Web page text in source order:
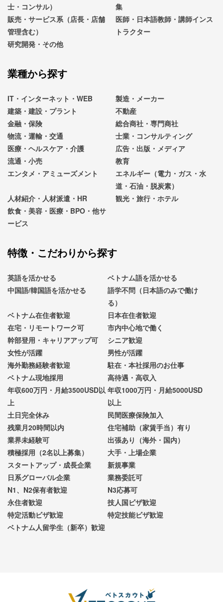
士・コンサル）
集
販売・サービス系（店長・店舗
管理含む）
医師・日本語教師・講師インス
トラクター
研究開発・その他
業種から探す
IT・インターネット・WEB
製造・メーカー
建築・建設・プラント
不動産
金融・保険
総合商社・専門商社
物流・運輸・交通
士業・コンサルティング
医療・ヘルスケア・介護
広告・出版・メディア
流通・小売
教育
エンタメ・アミューズメント
エネルギー（電力・ガス・水
道・石油・脱炭素）
人材紹介・人材派遣・HR
観光・旅行・ホテル
飲食・美容・医療・BPO・他サ
ービス
特徴・こだわりから探す
英語を活かせる
ベトナム語を活かせる
中国語/韓国語を活かせる
語学不問（日本語のみで働け
る）
ベトナム在住者歓迎
日本在住者歓迎
在宅・リモートワーク可
市内中心地で働く
幹部登用・キャリアアップ可
シニア歓迎
女性が活躍
男性が活躍
海外勤務経験者歓迎
駐在・本社採用のお仕事
ベトナム現地採用
高待遇・高収入
年収600万円・月給3500USD以
上
年収1000万円・月給5000USD
以上
土日完全休み
民間医療保険加入
残業月20時間以内
住宅補助（家賃手当）有り
業界未経験可
出張あり（海外・国内）
積極採用（2名以上募集）
大手・上場企業
スタートアップ・成長企業
新規事業
日系グローバル企業
業務委託可
N1、N2保有者歓迎
N3応募可
永住者歓迎
技人国ビザ歓迎
特定活動ビザ歓迎
特定技能ビザ歓迎
ベトナム人留学生（新卒）歓迎